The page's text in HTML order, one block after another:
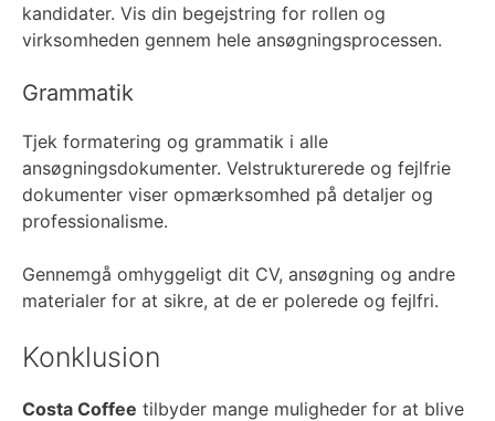
kandidater. Vis din begejstring for rollen og
virksomheden gennem hele ansøgningsprocessen.
Grammatik
Tjek formatering og grammatik i alle
ansøgningsdokumenter. Velstrukturerede og fejlfrie
dokumenter viser opmærksomhed på detaljer og
professionalisme.
Gennemgå omhyggeligt dit CV, ansøgning og andre
materialer for at sikre, at de er polerede og fejlfri.
Konklusion
Costa Coffee tilbyder mange muligheder for at blive